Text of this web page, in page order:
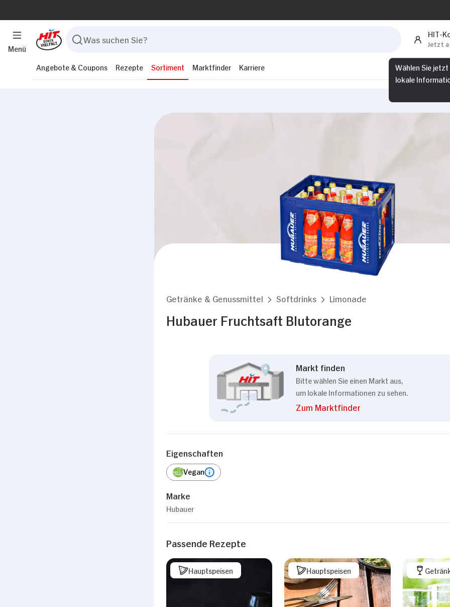
Menü
HIT-
Jetzt
Wählen Sie
lokale
Angebote & Coupons Rezepte Sortiment Marktfinder Karriere
Getränke & Genussmittel Softdrinks Limonade
Hubauer Fruchtsaft Blutorange
Markt finden
Bitte wählen Sie einen Markt aus,
um lokale Informationen zu sehen.
Zum Marktfinder
Eigenschaften
Vegan
Marke
Hubauer
Passende Rezepte
Hauptspeisen Hauptspeisen